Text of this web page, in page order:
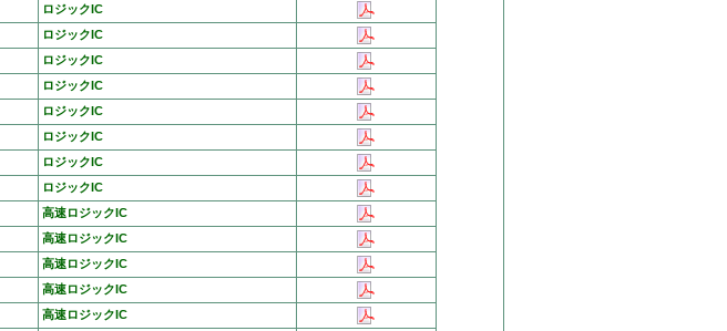
ロジックIC
ロジックIC
ロジックIC
ロジックIC
ロジックIC
ロジックIC
ロジックIC
ロジックIC
高速ロジックIC
高速ロジックIC
高速ロジックIC
高速ロジックIC
高速ロジックIC